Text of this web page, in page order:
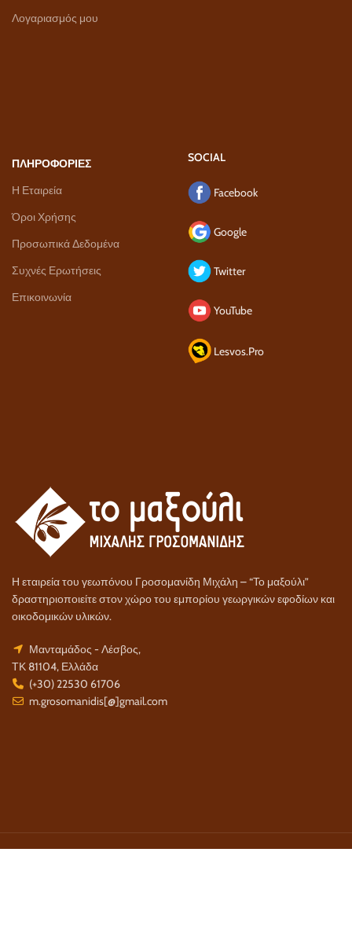
Λογαριασμός μου
ΠΛΗΡΟΦΟΡΙΕΣ
Η Εταιρεία
Όροι Χρήσης
Προσωπικά Δεδομένα
Συχνές Ερωτήσεις
Επικοινωνία
SOCIAL
Facebook
Google
Twitter
YouTube
Lesvos.Pro
Η εταιρεία του γεωπόνου Γροσομανίδη Μιχάλη – “Το μαξούλι”
δραστηριοποιείτε στον χώρο του εμπορίου γεωργικών εφοδίων και
οικοδομικών υλικών.
Μανταμάδος - Λέσβος,
ΤΚ 81104, Ελλάδα
(+30) 22530 61706
m.grosomanidis[@]gmail.com